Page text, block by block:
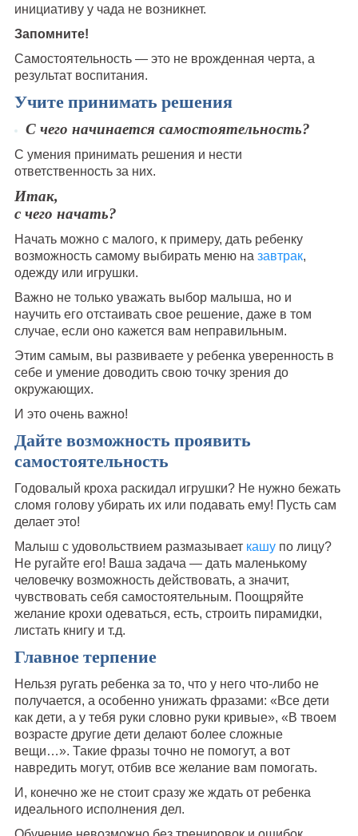
инициативу у чада не возникнет.
Запомните!
Самостоятельность — это не врожденная черта, а
результат воспитания.
Учите принимать решения
С чего начинается самостоятельность?
С умения принимать решения и нести
ответственность за них.
Итак,
с чего начать?
Начать можно с малого, к примеру, дать ребенку
возможность самому выбирать меню на завтрак,
одежду или игрушки.
Важно не только уважать выбор малыша, но и
научить его отстаивать свое решение, даже в том
случае, если оно кажется вам неправильным.
Этим самым, вы развиваете у ребенка уверенность в
себе и умение доводить свою точку зрения до
окружающих.
И это очень важно!
Дайте возможность проявить
самостоятельность
Годовалый кроха раскидал игрушки? Не нужно бежать
сломя голову убирать их или подавать ему! Пусть сам
делает это!
Малыш с удовольствием размазывает кашупо лицу?
Не ругайте его! Ваша задача — дать маленькому
человечку возможность действовать, а значит,
чувствовать себя самостоятельным. Поощряйте
желание крохи одеваться, есть, строить пирамидки,
листать книгу и т.д.
Главное терпение
Нельзя ругать ребенка за то, что у него что-либо не
получается, а особенно унижать фразами: «Все дети
как дети, а у тебя руки словно руки кривые», «В твоем
возрасте другие дети делают более сложные
вещи…». Такие фразы точно не помогут, а вот
навредить могут, отбив все желание вам помогать.
И, конечно же не стоит сразу же ждать от ребенка
идеального исполнения дел.